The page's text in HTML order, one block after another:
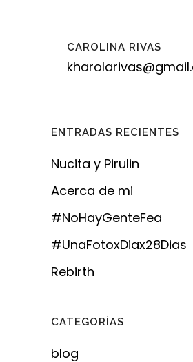
CAROLINA RIVAS
ENTRADAS RECIENTES
Nucita y Pirulin
Acerca de mi
#NoHayGenteFea
#UnaFotoxDiax28Dias
Rebirth
CATEGORÍAS
blog